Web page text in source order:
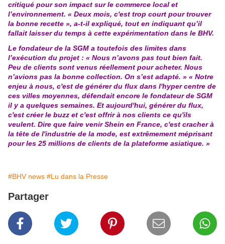
critiqué pour son impact sur le commerce local et
l’environnement. « Deux mois, c'est trop court pour trouver
la bonne recette », a-t-il expliqué, tout en indiquant qu’il
fallait laisser du temps à cette expérimentation dans le BHV.
Le fondateur de la SGM a toutefois des limites dans
l’exécution du projet : « Nous n’avons pas tout bien fait.
Peu de clients sont venus réellement pour acheter. Nous
n’avions pas la bonne collection. On s’est adapté. » « Notre
enjeu à nous, c'est de générer du flux dans l'hyper centre de
ces villes moyennes, défendait encore le fondateur de SGM
il y a quelques semaines. Et aujourd'hui, générer du flux,
c'est créer le buzz et c'est offrir à nos clients ce qu'ils
veulent. Dire que faire venir Shein en France, c'est cracher à
la tête de l'industrie de la mode, est extrêmement méprisant
pour les 25 millions de clients de la plateforme asiatique. »
#BHV news #Lu dans la Presse
Partager